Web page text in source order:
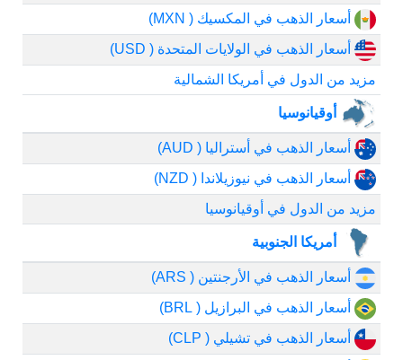
أسعار الذهب في المكسيك ( MXN)
أسعار الذهب في الولايات المتحدة ( USD)
مزيد من الدول في أمريكا الشمالية
أوقيانوسيا
أسعار الذهب في أستراليا ( AUD)
أسعار الذهب في نيوزيلاندا ( NZD)
مزيد من الدول في أوقيانوسيا
أمريكا الجنوبية
أسعار الذهب في الأرجنتين ( ARS)
أسعار الذهب في البرازيل ( BRL)
أسعار الذهب في تشيلي ( CLP)